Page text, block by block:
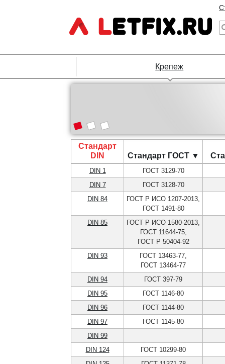
Крепеж
Стандарт
DIN
Стандарт ГОСТ ▼
DIN 1
ГОСТ 3129-70
DIN 7
ГОСТ 3128-70
DIN 84
ГОСТ Р ИСО 1207-2013,
ГОСТ 1491-80
DIN 85
ГОСТ Р ИСО 1580-2013,
ГОСТ 11644-75,
ГОСТ Р 50404-92
DIN 93
ГОСТ 13463-77,
ГОСТ 13464-77
DIN 94
ГОСТ 397-79
DIN 95
ГОСТ 1146-80
DIN 96
ГОСТ 1144-80
DIN 97
ГОСТ 1145-80
DIN 99
DIN 124
ГОСТ 10299-80